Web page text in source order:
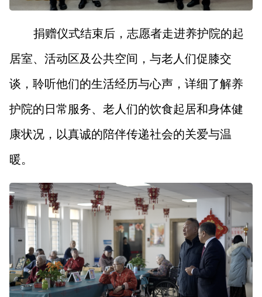
捐赠仪式结束后，志愿者走进养护院的起
居室、活动区及公共空间，与老人们促膝交
谈，聆听他们的生活经历与心声，详细了解养
护院的日常服务、老人们的饮食起居和身体健
康状况，以真诚的陪伴传递社会的关爱与温
暖。